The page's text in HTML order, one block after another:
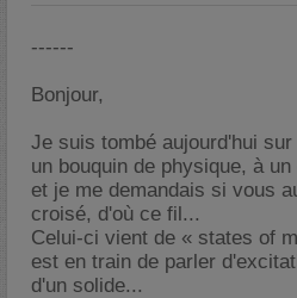
------
Bonjour,
Je suis tombé aujourd'hui
un bouquin de physique, à
et je me demandais si vous
croisé, d'où ce fil...
Celui-ci vient de « states of
est en train de parler
d'un solide...